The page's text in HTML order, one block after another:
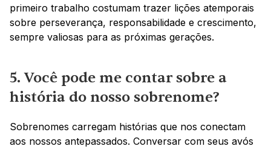
primeiro trabalho costumam trazer lições atemporais
sobre perseverança, responsabilidade e crescimento,
sempre valiosas para as próximas gerações.
5. Você pode me contar sobre a
história do nosso sobrenome?
Sobrenomes carregam histórias que nos conectam
aos nossos antepassados. Conversar com seus avós